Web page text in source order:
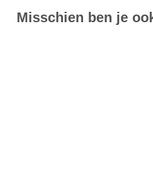
Misschien ben je